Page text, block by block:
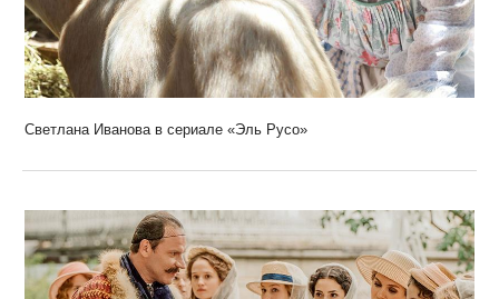
Светлана Иванова в сериале «Эль Русо»